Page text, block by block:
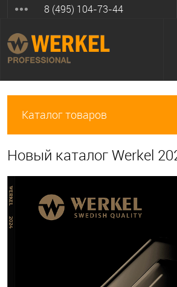
8 (495) 104-73-44
Каталог товаров
Новый каталог Werkel